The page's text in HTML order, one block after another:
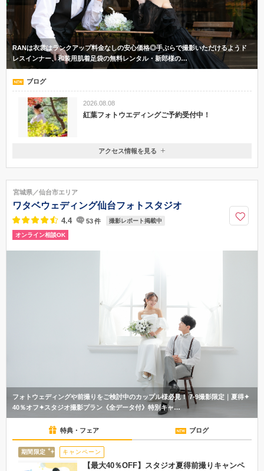
RANは衣裳はランクアップ料金なしの安心価格◎手ぶらで撮影いただけるようド
レスインナー、和装用肌着足袋の無料レンタル・新郎様の…
ブログ
2026.08.08
紅葉フォトウエディングご予約受付中！
宮城県仙台市青葉区立町23-11高速ビル６F
022-797-8417
アクセス情報を見る
宮城県／仙台市エリア
ワタベウェディング仙台フォトスタジオ
4.4 53件 撮影レポート掲載中
オンライン相談OK
フォトウェディングや前撮りをご検討中のカップル様必見！ 7-9撮影限定｜夏得✦
40％オフ✦スタジオ撮影プラン《全データ付》特別キャ…
特典・フェア ブログ
期間限定 キャンペーン
【最大40％OFF】スタジオ夏得前撮りキャンペ